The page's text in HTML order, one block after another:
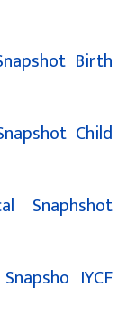
Birth
Child
Snaphshot
IYCF